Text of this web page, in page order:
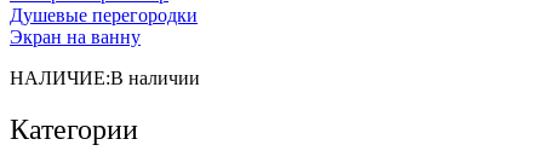
Душевые перегородки
Экран на ванну
НАЛИЧИЕ:В наличии
Категории